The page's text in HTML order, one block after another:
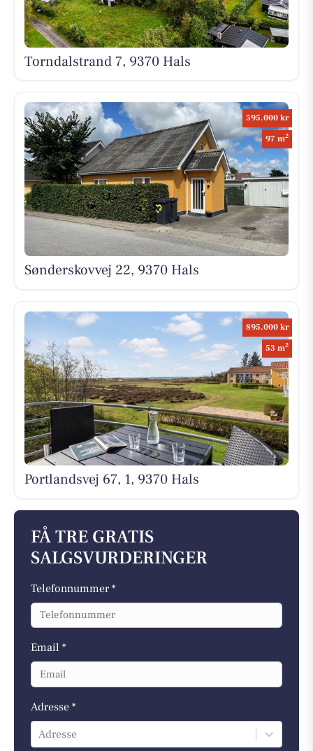
Torndalstrand 7, 9370 Hals
595.000 kr
97 m2
Sønderskovvej 22, 9370 Hals
895.000 kr
53 m2
Portlandsvej 67, 1, 9370 Hals
FÅ TRE GRATIS
SALGSVURDERINGER
Telefonnummer *
Email *
Adresse *
Adresse